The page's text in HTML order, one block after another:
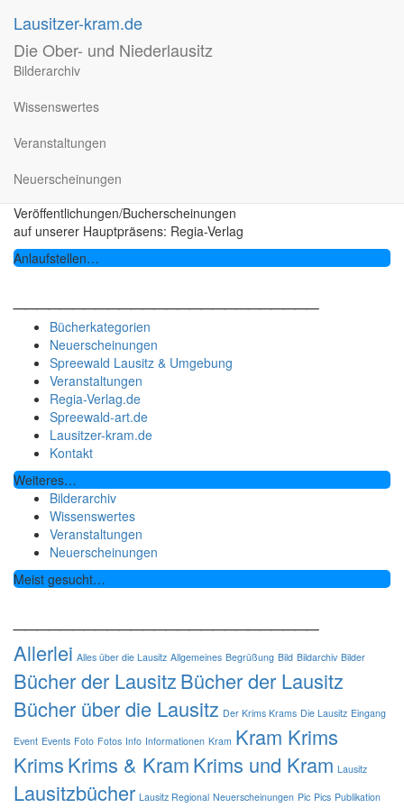
Lausitzer-kram.de
Die Ober- und Niederlausitz
Bilderarchiv
Wissenswertes
Veranstaltungen
Neuerscheinungen
Bücher über Krims &
Suchen
nach:
Veröffentlichungen/Bucherscheinungen
auf unserer Hauptpräsens: Regia-Verlag
Anlaufstellen…
Bücherkategorien
Neuerscheinungen
Spreewald Lausitz & Umgebung
Veranstaltungen
Regia-Verlag.de
Spreewald-art.de
Lausitzer-kram.de
Kontakt
Weiteres…
Bilderarchiv
Wissenswertes
Veranstaltungen
Neuerscheinungen
Meist gesucht…
Allerlei Alles über die Lausitz Allgemeines Begrüßung Bild Bildarchiv Bilder
Bücher der LausitzBücher der Lausitz
Bücher über die Lausitz Der Krims Krams Die Lausitz Eingang
Event Events Foto Fotos Info Informationen Kram Kram Krims
KrimsKrims & KramKrims und Kram Lausitz
Lausitzbücher Lausitz Regional Neuerscheinungen Pic Pics Publikation